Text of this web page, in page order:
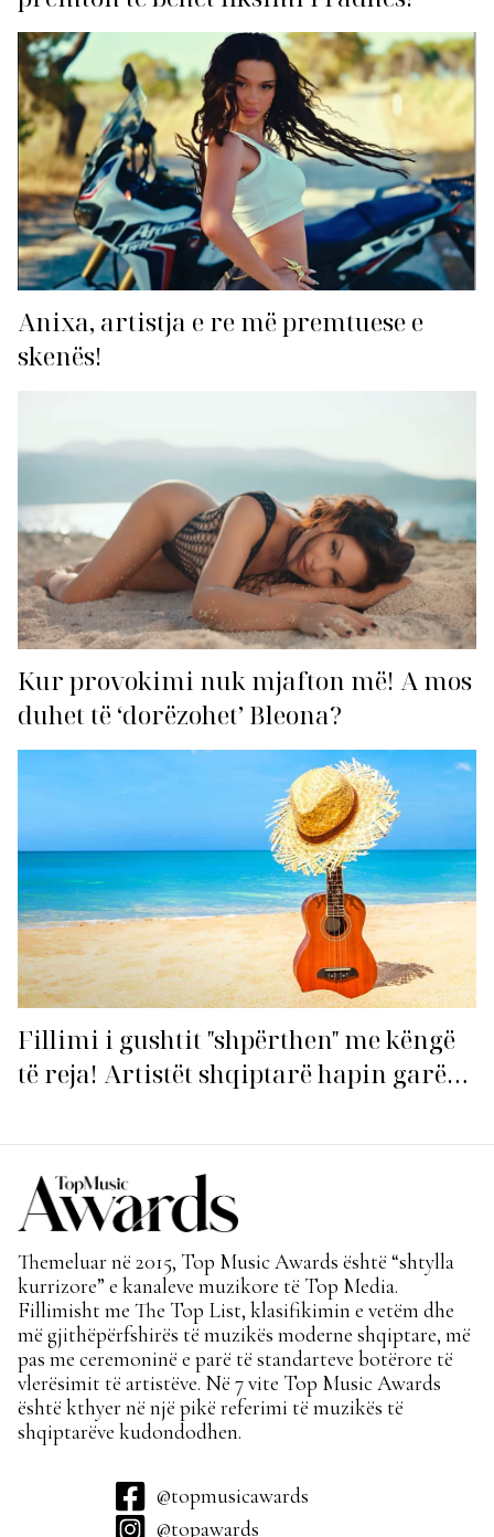
Anixa, artistja e re më premtuese e
skenës!
Kur provokimi nuk mjafton më! A mos
duhet të ‘dorëzohet’ Bleona?
Fillimi i gushtit "shpërthen" me këngë
të reja! Artistët shqiptarë hapin garën
Themeluar në 2015, Top Music Awards është “shtylla
kurrizore” e kanaleve muzikore të Top Media.
Fillimisht me The Top List, klasifikimin e vetëm dhe
më gjithëpërfshirës të muzikës moderne shqiptare, më
pas me ceremoninë e parë të standarteve botërore të
vlerësimit të artistëve. Në 7 vite Top Music Awards
është kthyer në një pikë referimi të muzikës të
shqiptarëve kudondodhen.
@topmusicawards
@topawards